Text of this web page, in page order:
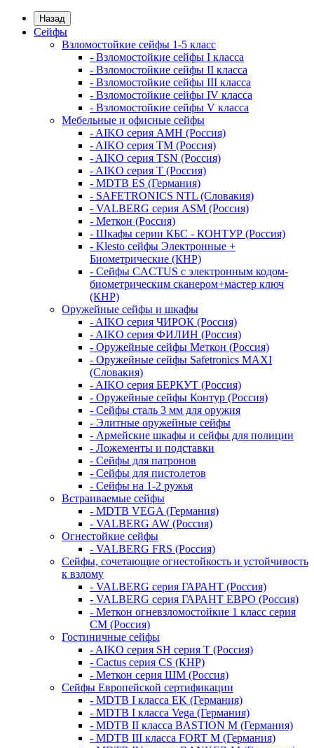
Назад
Сейфы
Взломостойкие сейфы 1-5 класс
- Взломостойкие сейфы I класса
- Взломостойкие сейфы II класса
- Взломостойкие сейфы III класса
- Взломостойкие сейфы IV класса
- Взломостойкие сейфы V класса
Мебельные и офисные сейфы
- AIKO серия AMH (Россия)
- AIKO серия TM (Россия)
- AIKO серия TSN (Россия)
- AIKO серия Т (Россия)
- MDTB ES (Германия)
- SAFETRONICS NTL (Словакия)
- VALBERG серия ASM (Россия)
- Меткон (Россия)
- Шкафы серии КБС - КОНТУР (Россия)
- Klesto сейфы Электронные +
Биометрические (КНР)
- Сейфы CACTUS с электронным кодом-
биометрическим сканером+мастер ключ
(КНР)
Оружейные сейфы и шкафы
- AIKO серия ЧИРОК (Россия)
- AIKO серия ФИЛИН (Россия)
- Оружейные сейфы Меткон (Россия)
- Оружейные сейфы Safetronics MAXI
(Словакия)
- AIKO серия БЕРКУТ (Россия)
- Оружейные сейфы Контур (Россия)
- Сейфы сталь 3 мм для оружия
- Элитные оружейные сейфы
- Армейские шкафы и сейфы для полиции
- Ложементы и подставки
- Сейфы для патронов
- Сейфы для пистолетов
- Сейфы на 1-2 ружья
Встраиваемые сейфы
- MDTB VEGA (Германия)
- VALBERG AW (Россия)
Огнестойкие сейфы
- VALBERG FRS (Россия)
Сейфы, сочетающие огнестойкость и устойчивость
к взлому
- VALBERG серия ГАРАНТ (Россия)
- VALBERG серия ГАРАНТ ЕВРО (Россия)
- Меткон огневзломостойкие 1 класс серия
СМ (Россия)
Гостиничные сейфы
- AIKO серия SH серия Т (Россия)
- Cactus серия CS (КНР)
- Меткон серия ШМ (Россия)
Сейфы Европейской сертификации
- MDTB I класса EK (Германия)
- MDTB I класса Vega (Германия)
- MDTB II класса BASTION M (Германия)
- MDTB III класса FORT M (Германия)